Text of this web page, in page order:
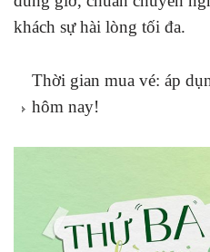
khách sự hài lòng tối đa.
Thời gian mua vé: áp
hôm nay!